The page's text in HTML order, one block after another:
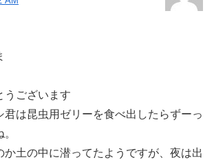
うございます
君は昆虫用ゼリーを食べ出したらずーっ
か土の中に潜ってたようですが、夜は出